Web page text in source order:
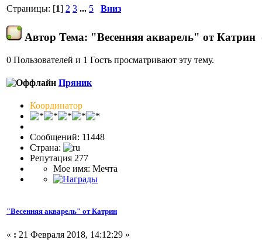
Страницы: [1] 2 3 ... 5 Вниз
Автор Тема: "Весенняя акварель" от Катрин
0 Пользователей и 1 Гость просматривают эту тему.
Пряник
Координатор
Сообщений: 11448
Страна:
Репутация 277
Мое имя: Мечта
"Весенняя акварель" от Катрин
« : 21 Февраля 2018, 14:12:29 »